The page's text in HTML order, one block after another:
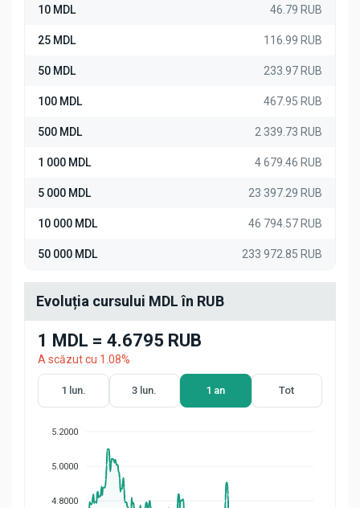
10 MDL 46.79 RUB
25 MDL 116.99 RUB
50 MDL 233.97 RUB
100 MDL 467.95 RUB
500 MDL 2 339.73 RUB
1 000 MDL 4 679.46 RUB
5 000 MDL 23 397.29 RUB
10 000 MDL 46 794.57 RUB
50 000 MDL 233 972.85 RUB
Evoluția cursului MDL în RUB
1 MDL = 4.6795 RUB
A scăzut cu 1.08%
1 lun. 3 lun. 1 an Tot
5.2000
5.0000
4.8000